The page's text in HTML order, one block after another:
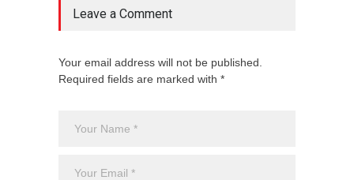
Leave a Comment
Your email address will not be published.
Required fields are marked with *